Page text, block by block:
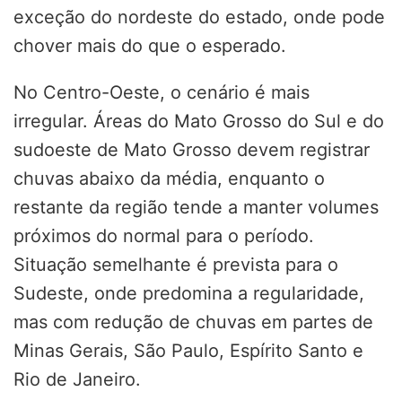
exceção do nordeste do estado, onde pode
chover mais do que o esperado.
No Centro-Oeste, o cenário é mais
irregular. Áreas do Mato Grosso do Sul e do
sudoeste de Mato Grosso devem registrar
chuvas abaixo da média, enquanto o
restante da região tende a manter volumes
próximos do normal para o período.
Situação semelhante é prevista para o
Sudeste, onde predomina a regularidade,
mas com redução de chuvas em partes de
Minas Gerais, São Paulo, Espírito Santo e
Rio de Janeiro.